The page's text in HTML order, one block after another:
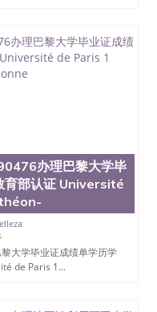
馆证明、使馆留学
认证、文凭认证学
学位认证、英国文
学历、加拿大文凭
单（San Jose State
单（ San Jose State
单（San Jose State
文凭（San Jose
（San Jose State
Jose State
Jose State
Jose State
文凭（San Jose
办理巴黎大学毕
育部认证 Université
大学毕业证成绩单学历学
de Paris 1...